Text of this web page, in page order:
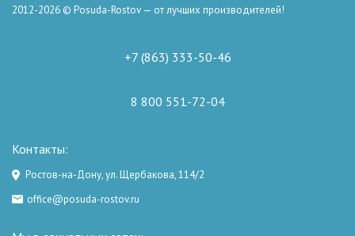
2012-2026 © Posuda-Rostov — от лучших производителей!
+7 (863) 333-50-46
8 800 551-72-04
Контакты:
Ростов-на-Дону, ул. Щербакова, 114/2
office@posuda-rostov.ru